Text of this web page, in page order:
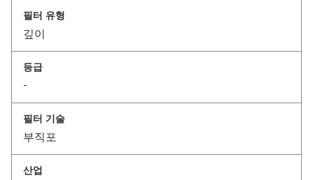
필터 유형
깊이
등급
-
필터 기술
부직포
산업